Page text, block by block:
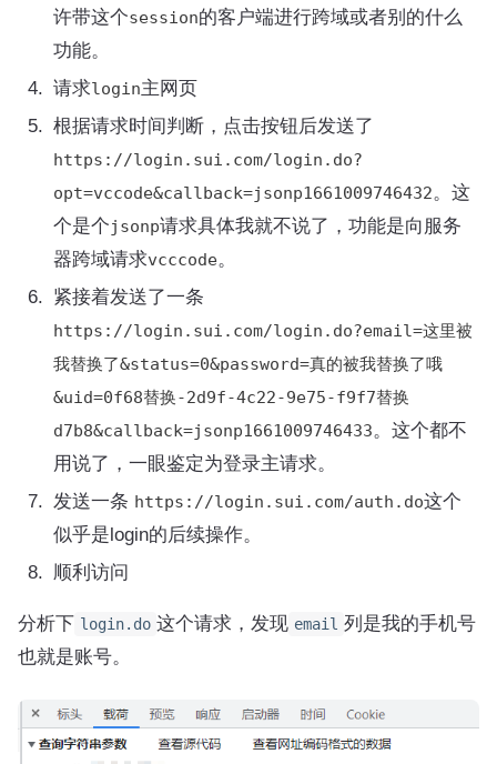
许带这个session的客户端进行跨域或者别的什么
功能。
请求login主网页
根据请求时间判断，点击按钮后发送了
https://login.sui.com/login.do?
opt=vccode&callback=jsonp1661009746432。这
个是个jsonp请求具体我就不说了，功能是向服务
器跨域请求vcccode。
紧接着发送了一条
https://login.sui.com/login.do?email=这里被
我替换了&status=0&password=真的被我替换了哦
&uid=0f68替换-2d9f-4c22-9e75-f9f7替换
d7b8&callback=jsonp1661009746433。这个都不
用说了，一眼鉴定为登录主请求。
发送一条 https://login.sui.com/auth.do这个
似乎是login的后续操作。
顺利访问
分析下 login.do 这个请求，发现 email 列是我的手机号
也就是账号。